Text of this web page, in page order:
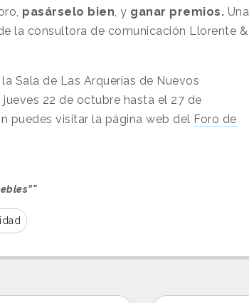
pasárselo bien , y ganar premios. Una
la consultora de comunicación Llorente &
Sala de Las Arquerías de Nuevos
22 de octubre hasta el 27 de
puedes visitar la página web del Foro de